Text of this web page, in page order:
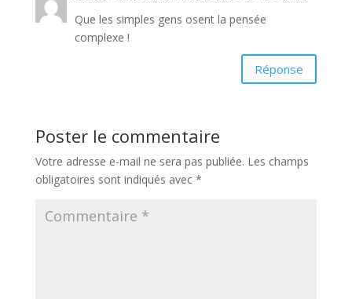
Que les simples gens osent la pensée
complexe !
Réponse
Poster le commentaire
Votre adresse e-mail ne sera pas publiée. Les champs
obligatoires sont indiqués avec *